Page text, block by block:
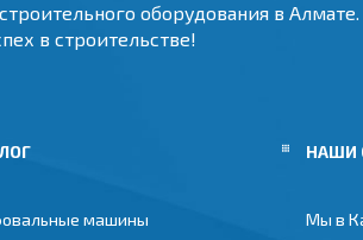
оборудования в
в строительстве!
машины
НАШИ
Мы в